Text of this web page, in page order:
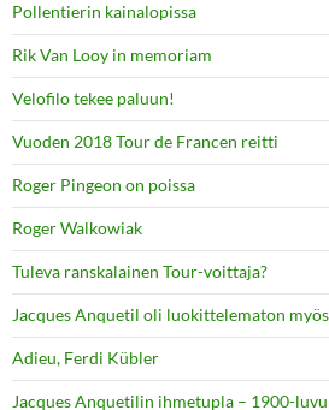
Pollentierin kainalopissa
Rik Van Looy in memoriam
Velofilo tekee paluun!
Vuoden 2018 Tour de Francen reitti
Roger Pingeon on poissa
Roger Walkowiak
Tuleva ranskalainen Tour-voittaja?
Jacques Anquetil oli luokittelematon
Adieu, Ferdi Kübler
Jacques Anquetilin ihmetupla – 1900-